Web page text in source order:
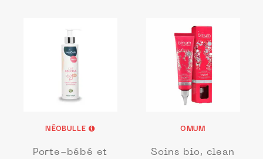
NÉOBULLE
Porte-bébé et
OMUM
Soins bio, clean